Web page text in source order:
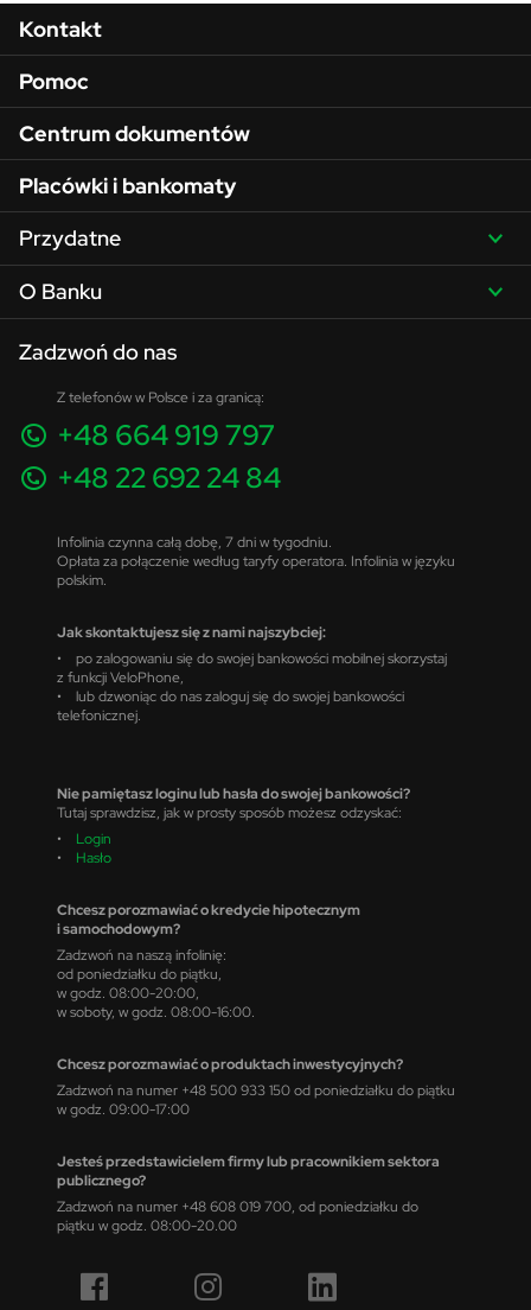
Menu w stopce
Kontakt
Pomoc
Centrum dokumentów
Placówki i bankomaty
Przydatne
O Banku
Zadzwoń do nas
Z telefonów w Polsce i za granicą:
+48 664 919 797
+48 22 692 24 84
Infolinia czynna całą dobę, 7 dni w tygodniu.
Opłata za połączenie według taryfy operatora. Infolinia w języku
polskim.
Jak skontaktujesz się z nami najszybciej:
• po zalogowaniu się do swojej bankowości mobilnej skorzystaj
z funkcji VeloPhone,
• lub dzwoniąc do nas zaloguj się do swojej bankowości
telefonicznej.
Nie pamiętasz loginu lub hasła do swojej bankowości?
Tutaj sprawdzisz, jak w prosty sposób możesz odzyskać:
• Login
• Hasło
Chcesz porozmawiać o kredycie hipotecznym
i samochodowym?
Zadzwoń na naszą infolinię:
od poniedziałku do piątku,
w godz. 08:00-20:00,
w soboty, w godz. 08:00-16:00.
Chcesz porozmawiać o produktach inwestycyjnych?
Zadzwoń na numer +48 500 933 150 od poniedziałku do piątku
w godz. 09:00-17:00
Jesteś przedstawicielem firmy lub pracownikiem sektora
publicznego?
Zadzwoń na numer +48 608 019 700, od poniedziałku do
piątku w godz. 08:00-20.00